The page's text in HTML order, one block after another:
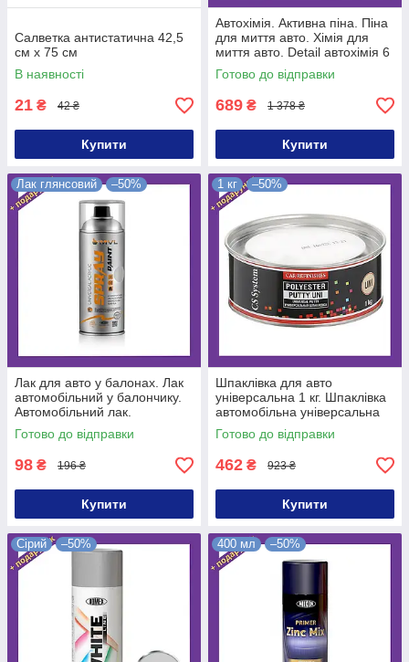
Салветка антистатична 42,5
см x 75 см
В наявності
21 ₴ 42 ₴
Купити
Автохімія. Активна піна. Піна
для миття авто. Хімія для
миття авто. Detail автохімія 6
кг
Готово до відправки
689 ₴ 1 378 ₴
Купити
Лак глянсовий –50%
Лак для авто у балонах. Лак
автомобільний у балончику.
Автомобільний лак.
Глянсовий лак для авто в
балонах.
Готово до відправки
98 ₴ 196 ₴
Купити
1 кг –50%
Шпаклівка для авто
універсальна 1 кг. Шпаклівка
автомобільна універсальна
1000г. Шпаклівка авто УНІ
1000 гр
Готово до відправки
462 ₴ 923 ₴
Купити
Сірий –50% 400 мл –50%